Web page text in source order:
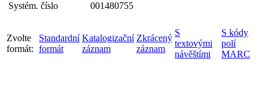
Systém. číslo
001480755
Zvolte
formát:
Standardní
formát
Katalogizační
záznam
Zkrácený
záznam
S
textovými
návěštími
S kódy
polí
MARC